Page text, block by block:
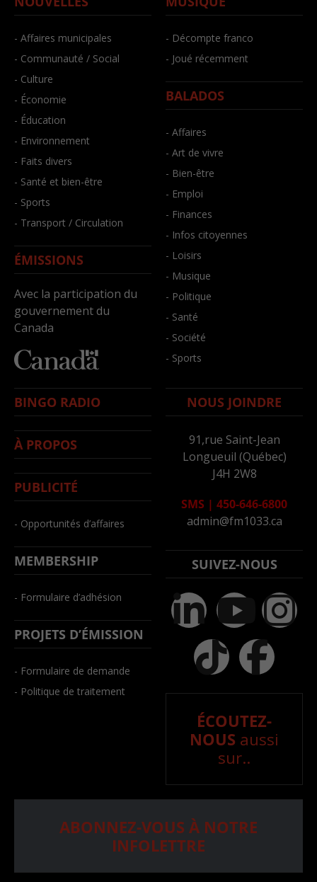
- Affaires municipales
- Communauté / Social
- Culture
- Économie
- Éducation
- Environnement
- Faits divers
- Santé et bien-être
- Sports
- Transport / Circulation
ÉMISSIONS
Avec la participation du
gouvernement du
Canada
- Décompte franco
- Joué récemment
BALADOS
- Affaires
- Art de vivre
- Bien-être
- Emploi
- Finances
- Infos citoyennes
- Loisirs
- Musique
- Politique
- Santé
- Société
- Sports
BINGO RADIO
À PROPOS
PUBLICITÉ
- Opportunités d’affaires
MEMBERSHIP
- Formulaire d’adhésion
PROJETS D’ÉMISSION
- Formulaire de demande
- Politique de traitement
NOUS JOINDRE
91,rue Saint-Jean
Longueuil (Québec)
J4H 2W8
SMS | 450-646-6800
admin@fm1033.ca
SUIVEZ-NOUS
ÉCOUTEZ-
NOUS aussi
sur..
ABONNEZ-VOUS À NOTRE
INFOLETTRE